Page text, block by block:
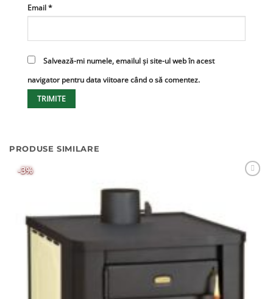
Email *
Salvează-mi numele, emailul și site-ul web în acest
navigator pentru data viitoare când o să comentez.
PRODUSE SIMILARE
-3%